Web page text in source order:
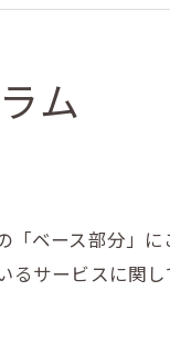
ム
「ベース部分」
るサービスに関